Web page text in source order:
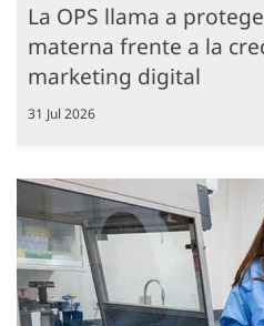
La OPS llama a
materna frente a la
marketing digital
31 Jul 2026